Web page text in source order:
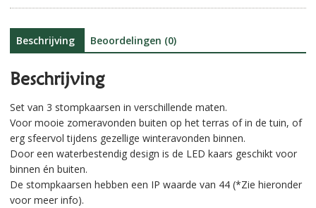
v
Beschrijving Beoordelingen (0)
Beschrijving
Set van 3 stompkaarsen in verschillende maten.
Voor mooie zomeravonden buiten op het terras of in de tuin, of
erg sfeervol tijdens gezellige winteravonden binnen.
Door een waterbestendig design is de LED kaars geschikt voor
binnen én buiten.
De stompkaarsen hebben een IP waarde van 44 (*Zie hieronder
voor meer info).